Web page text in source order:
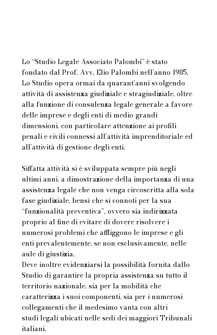
Lo “Studio Legale Associato Palombi” è stato
fondato dal Prof. Avv. Elio Palombi nell’anno 1985.
Lo Studio opera ormai da quarant’anni svolgendo
attività di assistenza giudiziale e stragiudiziale, oltre
alla funzione di consulenza legale generale a favore
delle imprese e degli enti di medio-grandi
dimensioni, con particolare attenzione ai profili
penali e civili connessi all’attività imprenditoriale ed
all’attività di gestione degli enti.
Siffatta attività si è sviluppata sempre più negli
ultimi anni, a dimostrazione della importanza di una
assistenza legale che non venga circoscritta alla sola
fase giudiziale, bensì che si connoti per la sua
“funzionalità preventiva”, ovvero sia indirizzata
proprio al fine di evitare di dovere risolvere i
numerosi problemi che affliggono le imprese e gli
enti prevalentemente, se non esclusivamente, nelle
aule di giustizia.
Deve inoltre evidenziarsi la possibilità fornita dallo
Studio di garantire la propria assistenza su tutto il
territorio nazionale, sia per la mobilità che
caratterizza i suoi componenti, sia per i numerosi
collegamenti che il medesimo vanta con altri
studi legali ubicati nelle sedi dei maggiori Tribunali
italiani.